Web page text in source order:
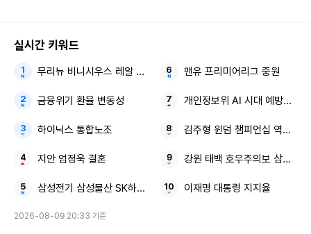
실시간 키워드
무리뉴 비니시우스 레알 주장
금융위기 환율 변동성
하이닉스 통합노조
지안 엄정욱 결혼
삼성전기 삼성물산 SK하이닉스
맨유 프리미어리그 중원
개인정보위 AI 시대 예방중심
김주형 윈덤 챔피언십 역전 우
강원 태백 호우주의보 삼척산지
이재명 대통령 지지율
2026-08-09 20:33 기준